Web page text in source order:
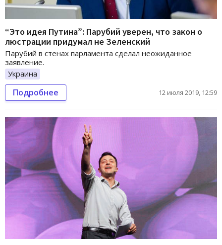
“Это идея Путина”: Парубий уверен, что закон о
люстрации придумал не Зеленский
Парубий в стенах парламента сделал неожиданное
заявление.
Украина
Подробнее 12 июля 2019, 12:59